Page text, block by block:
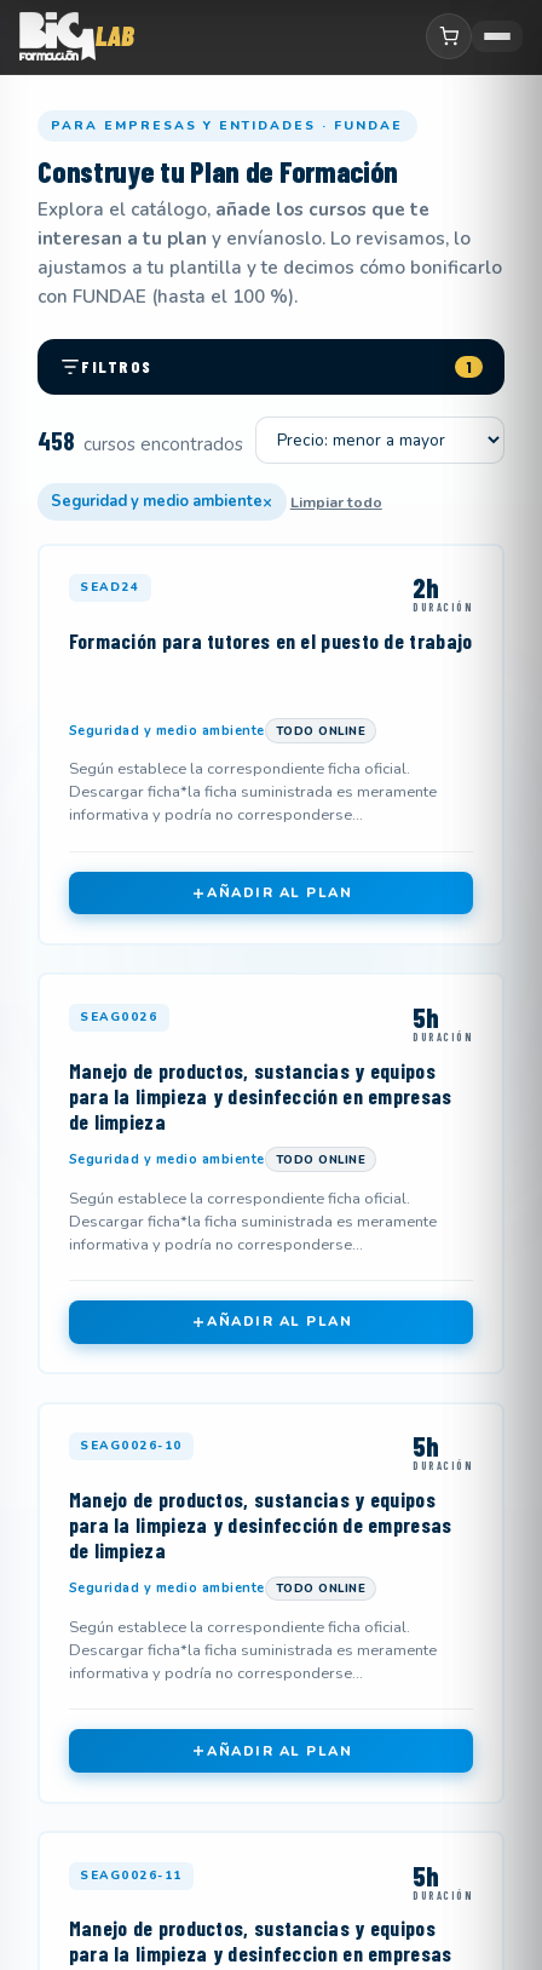
PARA EMPRESAS Y ENTIDADES · FUNDAE
Construye tu Plan de Formación
Explora el catálogo, añade los cursos que te
interesan a tu plan y envíanoslo. Lo revisamos, lo
ajustamos a tu plantilla y te decimos cómo bonificarlo
con FUNDAE (hasta el 100 %).
FILTROS 1
458 cursos encontrados
Ordenar por
Seguridad y medio ambiente× Limpiar todo
SEAD24 2h
DURACIÓN
Formación para tutores en el puesto de trabajo
Seguridad y medio ambiente TODO ONLINE
Según establece la correspondiente ficha oficial.
Descargar ficha*la ficha suministrada es meramente
informativa y podría no corresponderse...
AÑADIR AL PLAN
SEAG0026 5h
DURACIÓN
Manejo de productos, sustancias y equipos
para la limpieza y desinfección en empresas
de limpieza
Seguridad y medio ambiente TODO ONLINE
Según establece la correspondiente ficha oficial.
Descargar ficha*la ficha suministrada es meramente
informativa y podría no corresponderse...
AÑADIR AL PLAN
SEAG0026-10 5h
DURACIÓN
Manejo de productos, sustancias y equipos
para la limpieza y desinfección de empresas
de limpieza
Seguridad y medio ambiente TODO ONLINE
Según establece la correspondiente ficha oficial.
Descargar ficha*la ficha suministrada es meramente
informativa y podría no corresponderse...
AÑADIR AL PLAN
SEAG0026-11 5h
DURACIÓN
Manejo de productos, sustancias y equipos
para la limpieza y desinfeccion en empresas